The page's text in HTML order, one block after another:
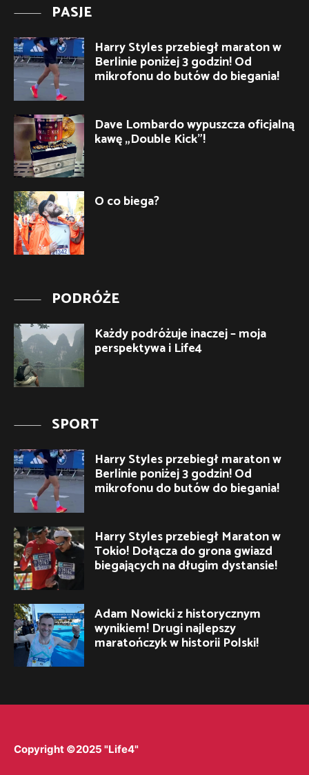
PASJE
Harry Styles przebiegł maraton w
Berlinie poniżej 3 godzin! Od
mikrofonu do butów do biegania!
Dave Lombardo wypuszcza oficjalną
kawę „Double Kick”!
O co biega?
PODRÓŻE
Każdy podróżuje inaczej – moja
perspektywa i Life4
SPORT
Harry Styles przebiegł maraton w
Berlinie poniżej 3 godzin! Od
mikrofonu do butów do biegania!
Harry Styles przebiegł Maraton w
Tokio! Dołącza do grona gwiazd
biegających na długim dystansie!
Adam Nowicki z historycznym
wynikiem! Drugi najlepszy
maratończyk w historii Polski!
Copyright ©2025 "Life4"